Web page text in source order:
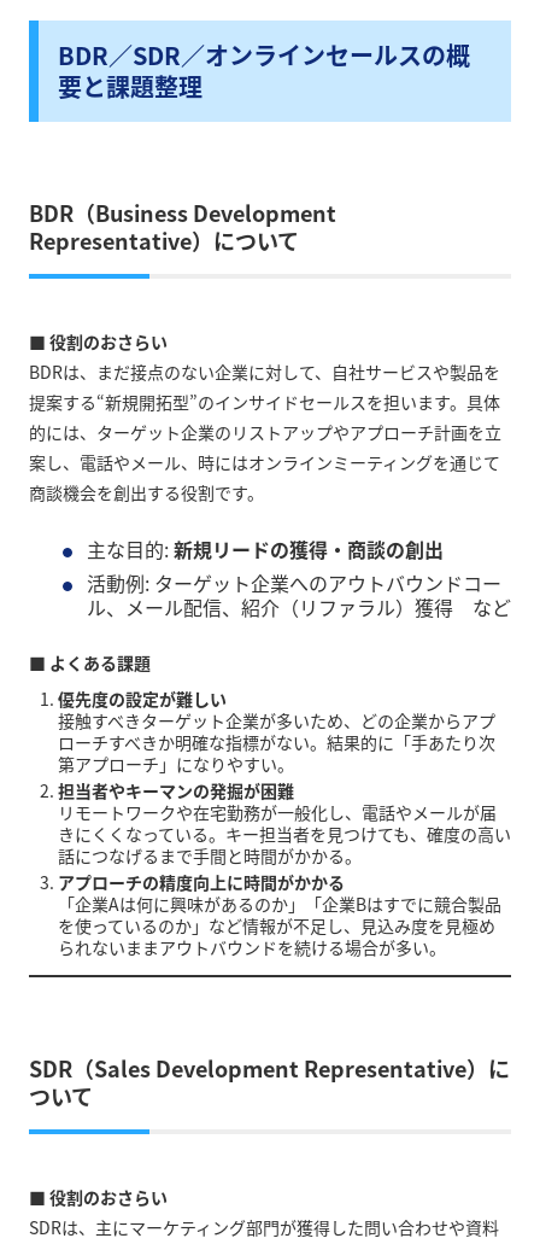
BDR／SDR／オンラインセールスの概
要と課題整理
BDR（Business Development
Representative）について
■ 役割のおさらい
BDRは、まだ接点のない企業に対して、自社サービスや製品を
提案する“新規開拓型”のインサイドセールスを担います。具体
的には、ターゲット企業のリストアップやアプローチ計画を立
案し、電話やメール、時にはオンラインミーティングを通じて
商談機会を創出する役割です。
主な目的:新規リードの獲得・商談の創出
活動例: ターゲット企業へのアウトバウンドコー
ル、メール配信、紹介（リファラル）獲得 など
■ よくある課題
優先度の設定が難しい
接触すべきターゲット企業が多いため、どの企業からアプ
ローチすべきか明確な指標がない。結果的に「手あたり次
第アプローチ」になりやすい。
担当者やキーマンの発掘が困難
リモートワークや在宅勤務が一般化し、電話やメールが届
きにくくなっている。キー担当者を見つけても、確度の高い
話につなげるまで手間と時間がかかる。
アプローチの精度向上に時間がかかる
「企業Aは何に興味があるのか」「企業Bはすでに競合製品
を使っているのか」など情報が不足し、見込み度を見極め
られないままアウトバウンドを続ける場合が多い。
SDR（Sales Development Representative）に
ついて
■ 役割のおさらい
SDRは、主にマーケティング部門が獲得した問い合わせや資料